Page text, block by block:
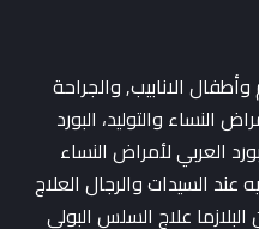
وأطفال الانابيب, والجراحة
النساء والتوليد، البورد
العربي لأمراض النساء
عند السيدات والرجال العلاج
علاج السلس البولي